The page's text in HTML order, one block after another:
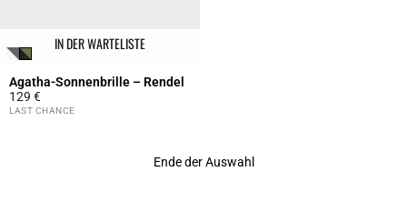
IN DER WARTELISTE
Agatha-Sonnenbrille – Rendel
129 €
3,1 out of 5 Customer Rating
LAST CHANCE
Ende der Auswahl